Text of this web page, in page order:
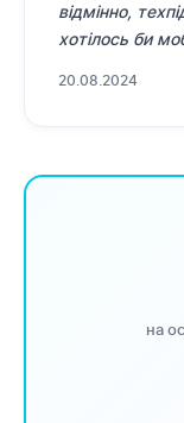
відмінно,
хотілось би
20.08.2024
на